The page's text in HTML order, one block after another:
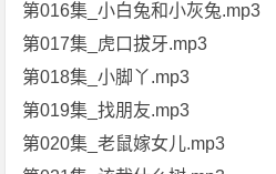
第016集_小白兔和小灰兔.mp3
第017集_虎口拔牙.mp3
第018集_小脚丫.mp3
第019集_找朋友.mp3
第020集_老鼠嫁女儿.mp3